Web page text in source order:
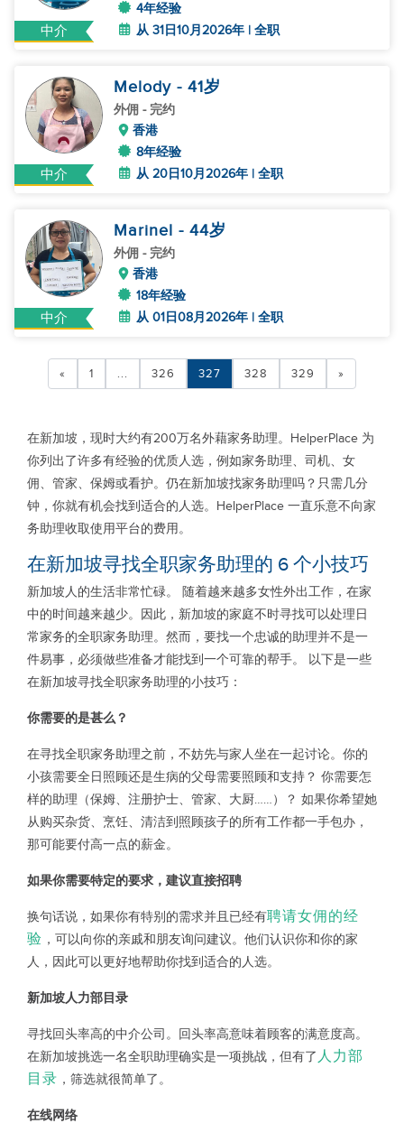
中介
4年经验
从 31日10月2026年 | 全职
中介
Melody - 41岁
外佣 - 完约
香港
8年经验
从 20日10月2026年 | 全职
中介
Marinel - 44岁
外佣 - 完约
香港
18年经验
从 01日08月2026年 | 全职
« 1 ... 326 327 328 329 »
在新加坡，现时大约有200万名外藉家务助理。HelperPlace 为
你列出了许多有经验的优质人选，例如家务助理、司机、女
佣、管家、保姆或看护。仍在新加坡找家务助理吗？只需几分
钟，你就有机会找到适合的人选。HelperPlace 一直乐意不向家
务助理收取使用平台的费用。
在新加坡寻找全职家务助理的 6 个小技巧
新加坡人的生活非常忙碌。 随着越来越多女性外出工作，在家
中的时间越来越少。因此，新加坡的家庭不时寻找可以处理日
常家务的全职家务助理。然而，要找一个忠诚的助理并不是一
件易事，必须做些准备才能找到一个可靠的帮手。 以下是一些
在新加坡寻找全职家务助理的小技巧：
你需要的是甚么？
在寻找全职家务助理之前，不妨先与家人坐在一起讨论。你的
小孩需要全日照顾还是生病的父母需要照顾和支持？ 你需要怎
样的助理（保姆、注册护士、管家、大厨……）？ 如果你希望她
从购买杂货、烹饪、清洁到照顾孩子的所有工作都一手包办，
那可能要付高一点的薪金。
如果你需要特定的要求，建议直接招聘
换句话说，如果你有特别的需求并且已经有聘请女佣的经
验 ，可以向你的亲戚和朋友询问建议。他们认识你和你的家
人，因此可以更好地帮助你找到适合的人选。
新加坡人力部目录
寻找回头率高的中介公司。回头率高意味着顾客的满意度高。
在新加坡挑选一名全职助理确实是一项挑战，但有了人力部
目录 ，筛选就很简单了。
在线网络